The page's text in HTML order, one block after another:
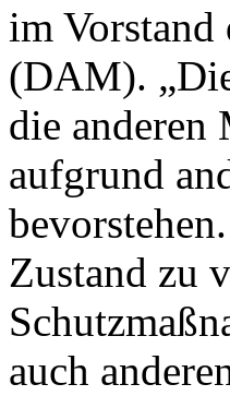
im Vorstand
(DAM).
die anderen
aufgrund
Zustand zu
auch